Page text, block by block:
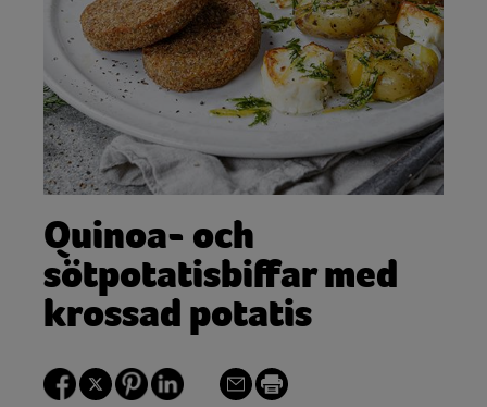
Quinoa- och
sötpotatisbiffar med
krossad potatis